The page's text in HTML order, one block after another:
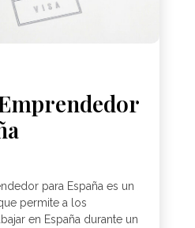
para España es un
permite a los
en España durante un